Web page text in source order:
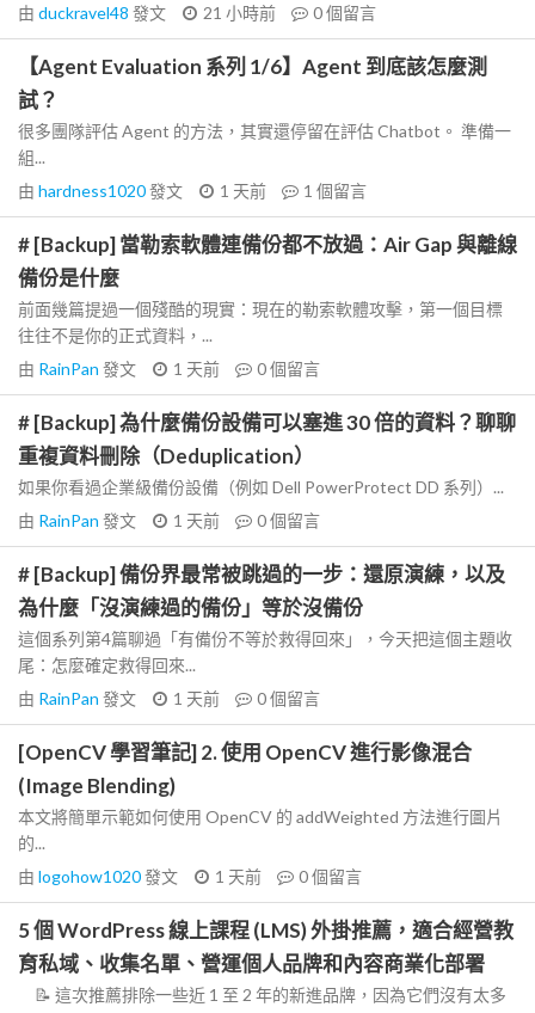
由 duckravel48 發文 21 小時前 0個留言
【Agent Evaluation 系列 1/6】Agent 到底該怎麼測
試？
很多團隊評估 Agent 的方法，其實還停留在評估 Chatbot。 準備一
組...
由 hardness1020發文 1 天前 1 個留言
# [Backup] 當勒索軟體連備份都不放過：Air Gap 與離線
備份是什麼
前面幾篇提過一個殘酷的現實：現在的勒索軟體攻擊，第一個目標
往往不是你的正式資料，...
由 RainPan 發文 1 天前 0個留言
# [Backup] 為什麼備份設備可以塞進 30 倍的資料？聊聊
重複資料刪除（Deduplication）
如果你看過企業級備份設備（例如 Dell PowerProtect DD 系列）...
由 RainPan 發文 1 天前 0個留言
# [Backup] 備份界最常被跳過的一步：還原演練，以及
為什麼「沒演練過的備份」等於沒備份
這個系列第4篇聊過「有備份不等於救得回來」，今天把這個主題收
尾：怎麼確定救得回來...
由 RainPan 發文 1 天前 0個留言
[OpenCV 學習筆記] 2. 使用 OpenCV 進行影像混合
(Image Blending)
本文將簡單示範如何使用 OpenCV 的 addWeighted 方法進行圖片
的...
由 logohow1020發文 1 天前 0個留言
5 個 WordPress 線上課程 (LMS) 外掛推薦，適合經營教
育私域、收集名單、營運個人品牌和內容商業化部署
📝 這次推薦排除一些近 1 至 2 年的新進品牌，因為它們沒有太多